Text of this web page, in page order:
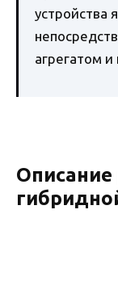
устройства
агрегатом